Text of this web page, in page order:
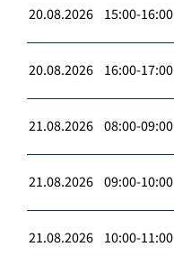
20.08.2026 15:00-16:00
20.08.2026 16:00-17:00
21.08.2026 08:00-09:00
21.08.2026 09:00-10:00
21.08.2026 10:00-11:00